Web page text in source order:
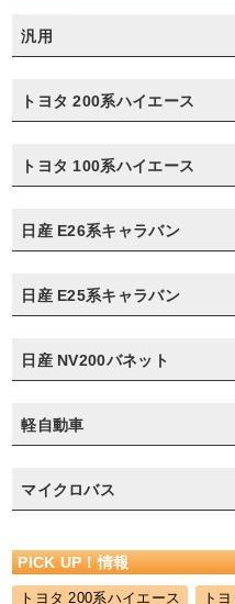
汎用
トヨタ 200系ハイエース
トヨタ 100系ハイエース
日産 E26系キャラバン
日産 E25系キャラバン
日産 NV200バネット
軽自動車
マイクロバス
PICK UP！情報
トヨタ 200系ハイエース
ト